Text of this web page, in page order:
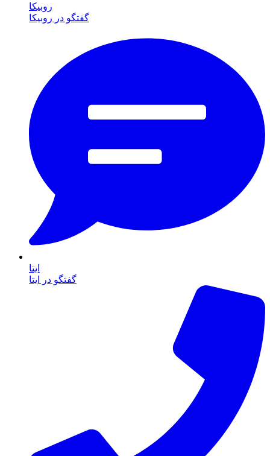
روبیکا
گفتگو در روبیکا
ایتا
گفتگو در ایتا